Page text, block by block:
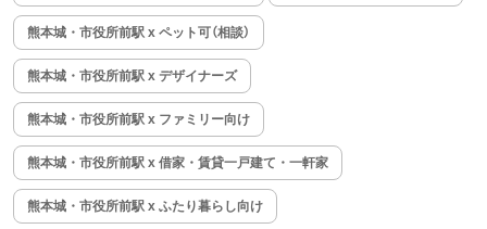
熊本城・市役所前駅 x ペット可（相談）
熊本城・市役所前駅 x デザイナーズ
熊本城・市役所前駅 x ファミリー向け
熊本城・市役所前駅 x 借家・賃貸一戸建て・一軒家
熊本城・市役所前駅 x ふたり暮らし向け